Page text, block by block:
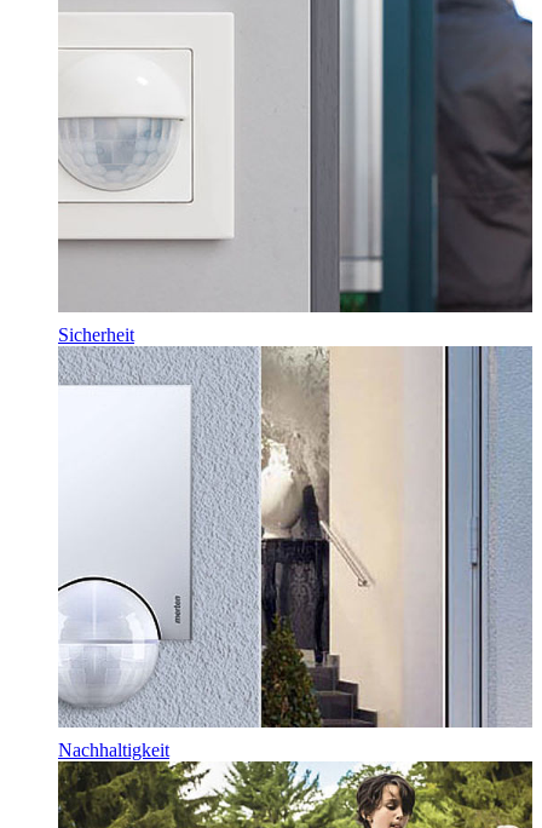
Sicherheit
Nachhaltigkeit